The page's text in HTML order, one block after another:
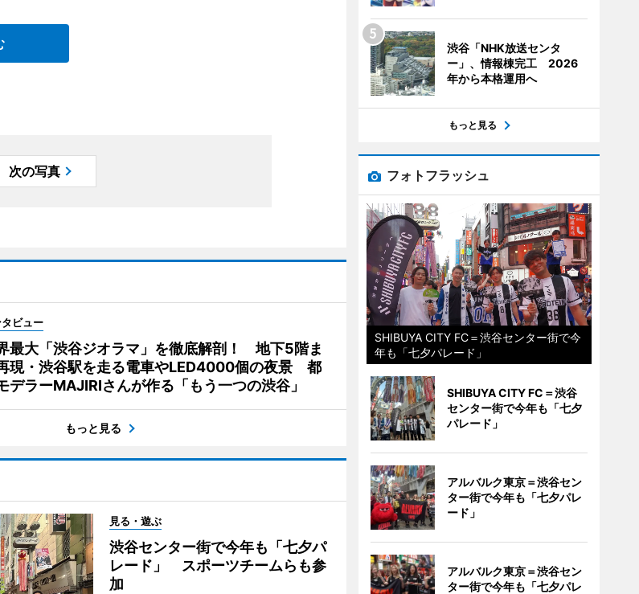
次の写真
ビュー
最大「渋谷ジオラマ」を徹底解剖！ 地下5階ま
現・渋谷駅を走る電車やLED4000個の夜景 都
デラーMAJIRIさんが作る「もう一つの渋谷」
もっと見る
見る・遊ぶ
渋谷センター街で今年も「七夕パ
レード」 スポーツチームらも参
加
渋谷「NHK放送センタ
ー」、情報棟完工 2026
年から本格運用へ
もっと見る
フォトフラッシュ
SHIBUYA CITY FC＝渋谷センター街で今
年も「七夕パレード」
SHIBUYA CITY FC＝渋谷
センター街で今年も「七夕
パレード」
アルバルク東京＝渋谷セン
ター街で今年も「七夕パレ
ード」
アルバルク東京＝渋谷セン
ター街で今年も「七夕パレ